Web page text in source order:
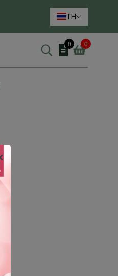
TH
0 0